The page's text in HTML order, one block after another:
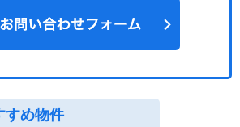
すめ物件